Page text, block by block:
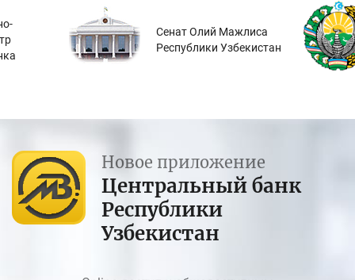
Сенат Олий Мажлиса
Республики Узбекистан
Новое приложение
Центральный банк
Республики
Узбекистан